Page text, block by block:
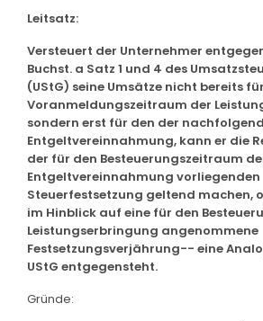
Leitsatz:
Versteuert der Unternehmer entgegen
Buchst. a Satz 1 und 4 des
(UStG) seine Umsätze nicht bereits
Voranmeldungszeitraum der
sondern erst für den der
Entgeltvereinnahmung, kann er die
der für den Besteuerungszeitraum
Entgeltvereinnahmung vorliegenden
Steuerfestsetzung geltend machen,
im Hinblick auf eine für den
Leistungserbringung angenommene
Festsetzungsverjährung-- eine
UStG entgegensteht.
Gründe: